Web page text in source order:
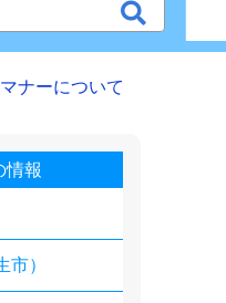
ナーについて
情報
市）